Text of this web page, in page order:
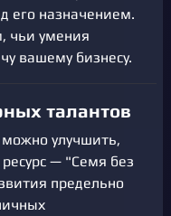
его назначением.
чьи умения
вашему бизнесу.
талантов
улучшить,
— "Семя без
предельно